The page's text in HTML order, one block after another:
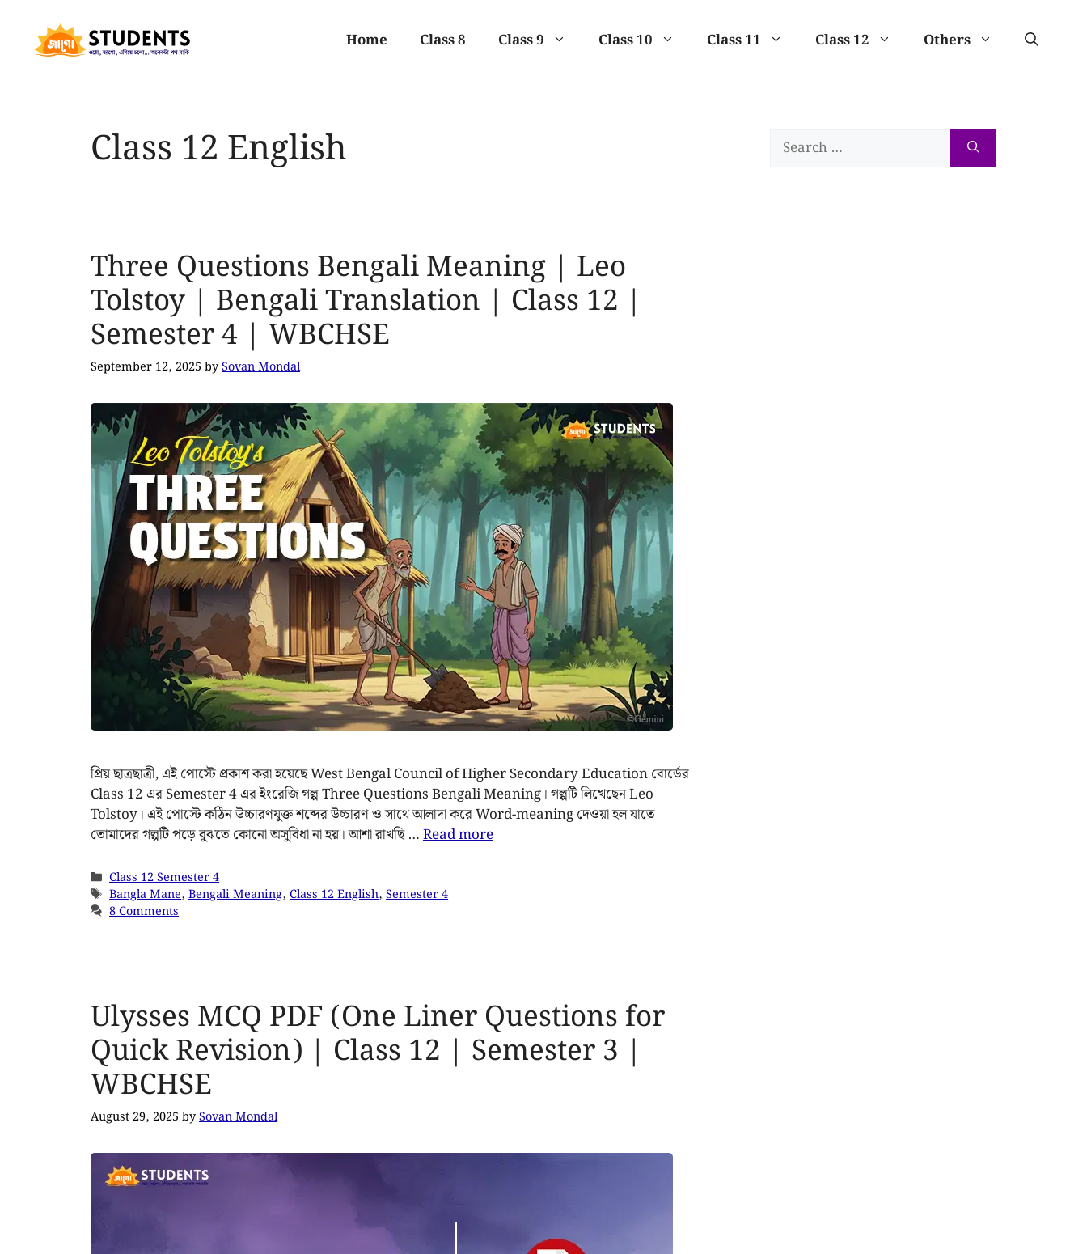
Home Class 8 Class 9 Class 10 Class 11 Class 12 Others
Class 12 English
Three Questions Bengali Meaning | Leo
Tolstoy | Bengali Translation | Class 12 |
Semester 4 | WBCHSE
September 12, 2025 bySovan Mondal
প্রিয় ছাত্রছাত্রী, এই পোস্টে প্রকাশ করা হয়েছে West Bengal Council of Higher Secondary Education বোর্ডের
Class 12 এর Semester 4 এর ইংরেজি গল্প Three Questions Bengali Meaning। গল্পটি লিখেছেন Leo
Tolstoy। এই পোস্টে কঠিন উচ্চারণযুক্ত শব্দের উচ্চারণ ও সাথে আলাদা করে Word-meaning দেওয়া হল যাতে
তোমাদের গল্পটি পড়ে বুঝতে কোনো অসুবিধা না হয়। আশা রাখছি …Read more
Class 12 Semester 4
Bangla Mane,Bengali Meaning,Class 12 English,Semester 4
8 Comments
Ulysses MCQ PDF (One Liner Questions for
Quick Revision) | Class 12 | Semester 3 |
WBCHSE
August 29, 2025 bySovan Mondal